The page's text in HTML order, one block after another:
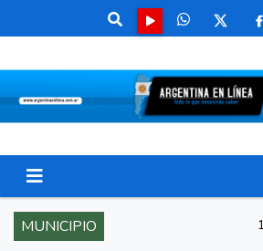
MUNICIPIO